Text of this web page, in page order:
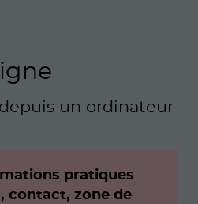
un ordinateur
pratiques
contact, zone de